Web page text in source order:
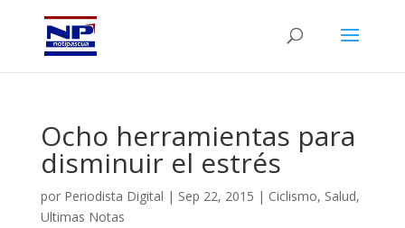
Ocho herramientas para
disminuir el estrés
por Periodista Digital | Sep 22, 2015 | Ciclismo, Salud,
Ultimas Notas